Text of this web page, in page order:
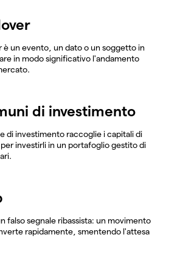
è un evento, un dato o un soggetto in
in modo significativo l'andamento
di investimento
di investimento raccoglie i capitali di
investirli in un portafoglio gestito di
falso segnale ribassista: un movimento
rapidamente, smentendo l'attesa